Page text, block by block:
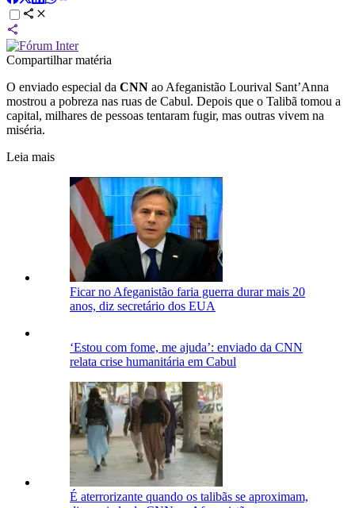
Compartilhar matéria
O enviado especial da CNN ao Afeganistão Lourival Sant’Anna
mostrou a pobreza nas ruas de Cabul. Depois que o Talibã tomou a
capital, milhares de pessoas tentaram fugir, mas outras vivem na
miséria.
Leia mais
Ficar no Afeganistão faria guerra durar mais 20
anos, diz secretário dos EUA
‘Estou com fome, me ajuda’: enviado da CNN
relata crise humanitária em Cabul
É aterrorizante quando os talibãs se aproximam,